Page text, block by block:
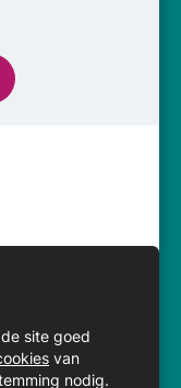
site goed
van
nodig.